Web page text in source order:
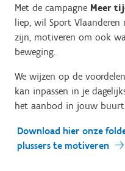
Met de campagne Meer
liep, wil Sport Vlaanderen
zijn, motiveren om ook
beweging.
We wijzen op de
kan inpassen in je
het aanbod in jouw
Download hier onze
plussers te motiveren